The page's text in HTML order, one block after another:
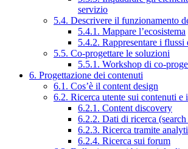
servizio
5.4. Descrivere il funzionamento
5.4.1. Mappare l’ecosistema
5.4.2. Rappresentare i
5.5. Co-progettare le soluzioni
5.5.1. Workshop di co-
6. Progettazione dei contenuti
6.1. Cos’è il content design
6.2. Ricerca utente sui contenuti e
6.2.1. Content discovery
6.2.2. Dati di ricerca
6.2.3. Ricerca tramite
6.2.4. Ricerca sui forum